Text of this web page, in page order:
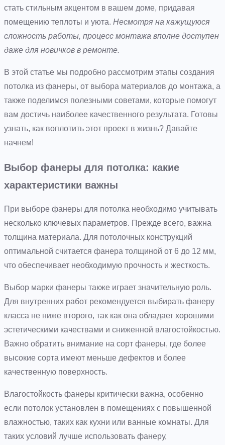
стать стильным акцентом в вашем доме, придавая
помещению теплоты и уюта. Несмотря на кажущуюся
сложность работы, процесс монтажа вполне доступен
даже для новичков в ремонте.
В этой статье мы подробно рассмотрим этапы создания
потолка из фанеры, от выбора материалов до монтажа, а
также поделимся полезными советами, которые помогут
вам достичь наиболее качественного результата. Готовы
узнать, как воплотить этот проект в жизнь? Давайте
начнем!
Выбор фанеры для потолка: какие
характеристики важны
При выборе фанеры для потолка необходимо учитывать
несколько ключевых параметров. Прежде всего, важна
толщина материала. Для потолочных конструкций
оптимальной считается фанера толщиной от 6 до 12 мм,
что обеспечивает необходимую прочность и жесткость.
Выбор марки фанеры также играет значительную роль.
Для внутренних работ рекомендуется выбирать фанеру
класса не ниже второго, так как она обладает хорошими
эстетическими качествами и сниженной влагостойкостью.
Важно обратить внимание на сорт фанеры, где более
высокие сорта имеют меньше дефектов и более
качественную поверхность.
Влагостойкость фанеры критически важна, особенно
если потолок установлен в помещениях с повышенной
влажностью, таких как кухни или ванные комнаты. Для
таких условий лучше использовать фанеру,